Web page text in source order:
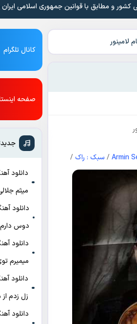
کشور و مطابق با قوانین جمهوری اسلامی
لامینور
/ سبک : راک /
کانال تلگرام
صفحه
دانلود
میثم
دانلود
دوس دارم
دانلود
میمیرم
دانلود
زل زدم
دانلود